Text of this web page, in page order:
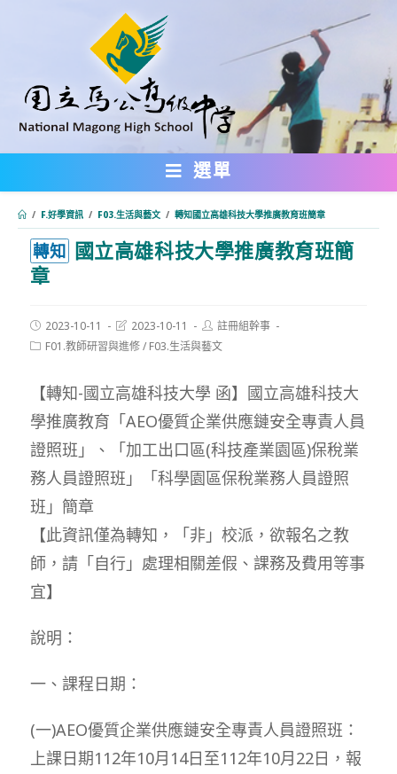
內
選單
/ F.好學資訊 / F03.生活與藝文 / 轉知國立高雄科技大學推廣教育班簡章
轉知 國立高雄科技大學推廣教育班簡
章
Post
published:
2023-10-11
Post
last
modified:
2023-10-11
Post
author:
註冊組幹事
PostF01.教師研習與進修/ F03.生活與藝文
【轉知-國立高雄科技大學 函】國立高雄科技大
學推廣教育「AEO優質企業供應鏈安全專責人員
證照班」、「加工出口區(科技產業園區)保稅業
務人員證照班」「科學園區保稅業務人員證照
班」簡章
【此資訊僅為轉知，「非」校派，欲報名之教
師，請「自行」處理相關差假、課務及費用等事
宜】
說明：
一、課程日期：
(一)AEO優質企業供應鏈安全專責人員證照班：
上課日期112年10月14日至112年10月22日，報